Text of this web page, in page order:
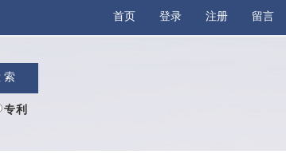
首页 登录 注册 留言
索
专利